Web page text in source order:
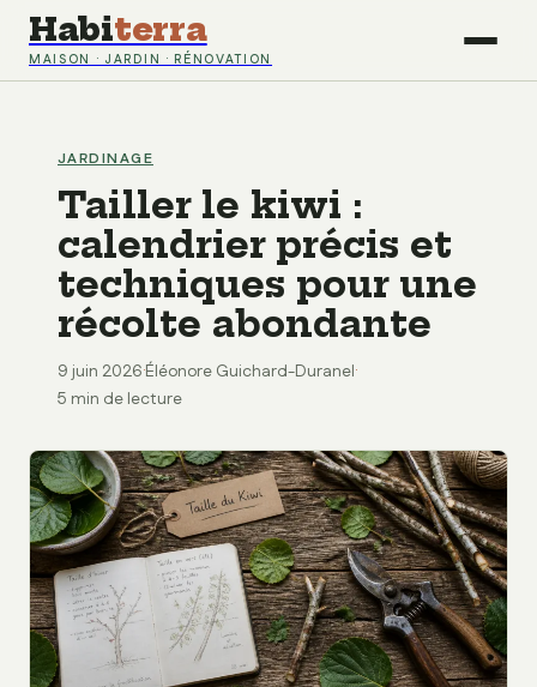
Habiterra
MAISON · JARDIN · RÉNOVATION
JARDINAGE
Tailler le kiwi :
calendrier précis et
techniques pour une
récolte abondante
9 juin 2026·Éléonore Guichard-Duranel·
5 min de lecture